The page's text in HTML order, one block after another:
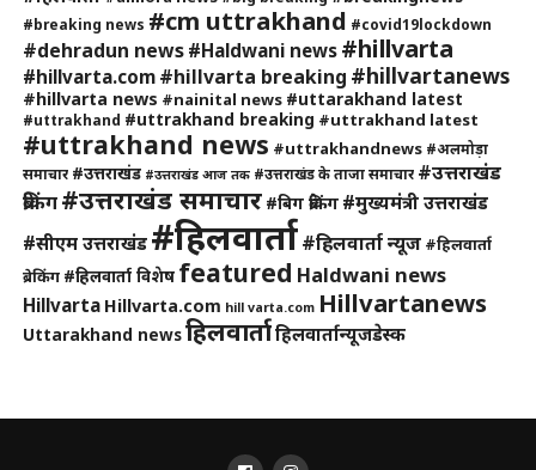
#breaking news #cm uttrakhand #covid19lockdown
#dehradun news #Haldwani news #hillvarta
#hillvarta.com #hillvarta breaking #hillvartanews
#hillvarta news #nainital news #uttarakhand latest
#uttrakhand #uttrakhand breaking #uttrakhand latest
#uttrakhand news #uttrakhandnews #अलमोड़ा
समाचार #उत्तराखंड #उत्तराखंड आज तक #उत्तराखंड के ताजा समाचार #उत्तराखंड
ब्रेकिंग#उत्तराखंड समाचार #बिग ब्रेकिंग #मुख्यमंत्री उत्तराखंड
#सीएम उत्तराखंड #हिलवार्ता#हिलवार्ता न्यूज #हिलवार्ता
ब्रेकिंग #हिलवार्ता विशेष featured Haldwani news
Hillvarta Hillvarta.com hill varta.com Hillvartanews
Uttarakhand newsहिलवार्ताहिलवार्तान्यूजडेस्क